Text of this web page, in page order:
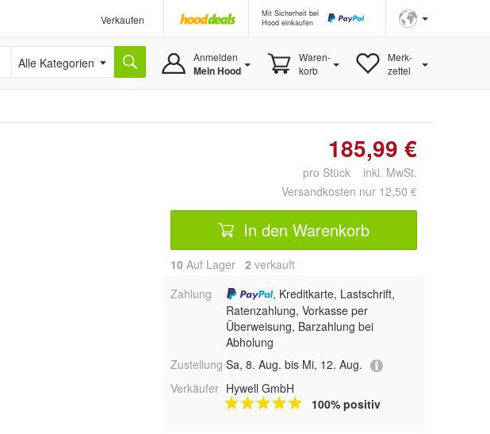
Verkaufen
Mit Sicherheit bei
Hood einkaufen
Alle Kategorien Anmelden
Mein Hood
Waren-
korb
Merk-
zettel
185,99 €
pro Stück inkl. MwSt.
Versandkosten nur 12,50 €
In den Warenkorb
10 Auf Lager 2 verkauft
Zahlung
, Kreditkarte, Lastschrift,
Ratenzahlung, Vorkasse per
Überweisung, Barzahlung bei
Abholung
Zustellung Sa, 8. Aug. bis Mi, 12. Aug.
Verkäufer Hywell GmbH
100% positiv